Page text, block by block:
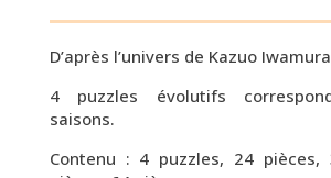
D’après l’univers de Kazuo
4 puzzles évolutifs
saisons.
Contenu : 4 puzzles, 24 pièces,